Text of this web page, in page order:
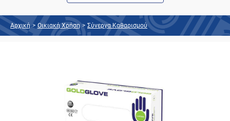
Αρχική > Οικιακή Χρήση > Σύνεργα Καθαρισμού